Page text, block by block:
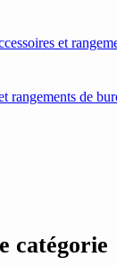
et
rangements de
catégorie